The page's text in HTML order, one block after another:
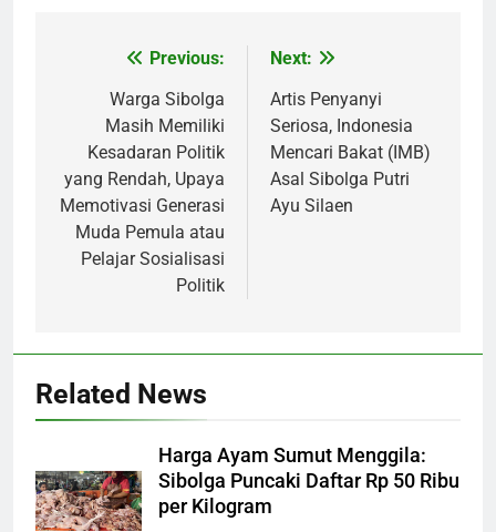
navigation
Previous:
Warga Sibolga
Masih Memiliki
Kesadaran Politik
yang Rendah, Upaya
Memotivasi Generasi
Muda Pemula atau
Pelajar Sosialisasi
Politik
Next:
Artis Penyanyi
Seriosa, Indonesia
Mencari Bakat (IMB)
Asal Sibolga Putri
Ayu Silaen
Related News
Harga Ayam Sumut Menggila:
Sibolga Puncaki Daftar Rp 50 Ribu
per Kilogram